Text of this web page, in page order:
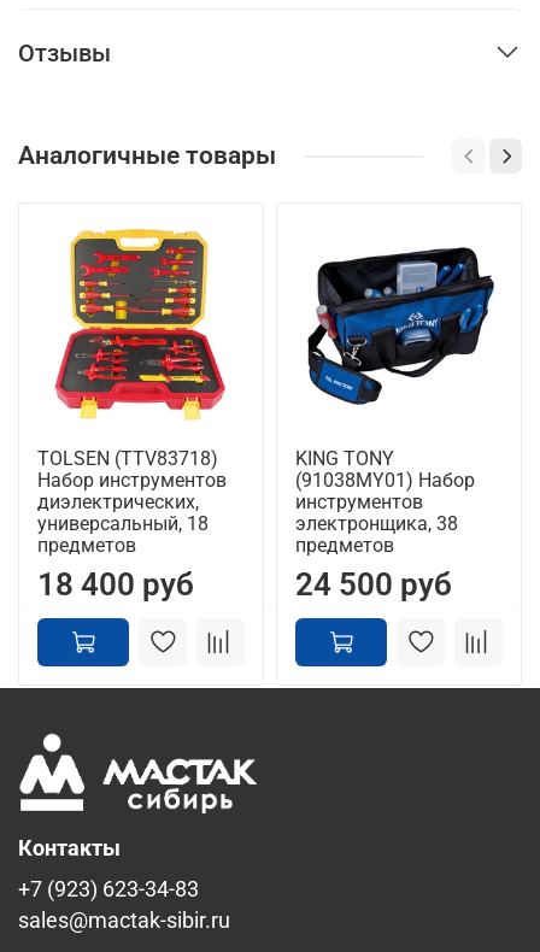
Отзывы
Аналогичные товары
TOLSEN (TTV83718)
Набор инструментов
диэлектрических,
универсальный, 18
предметов
18 400 руб
KING TONY
(91038MY01) Набор
инструментов
электронщика, 38
предметов
24 500 руб
Контакты
+7 (923) 623-34-83
sales@mactak-sibir.ru